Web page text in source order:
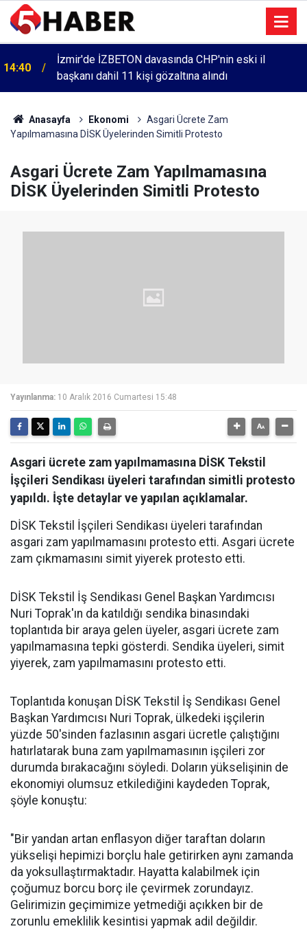
14:40
İzmir'de İZBETON davasında CHP'nin eski il
başkanı dahil 11 kişi gözaltına alındı
Anasayfa Ekonomi
Asgari Ücrete Zam
Yapılmamasına DİSK Üyelerinden Simitli Protesto
Asgari Ücrete Zam Yapılmamasına
DİSK Üyelerinden Simitli Protesto
Yayınlanma: 10 Aralık 2016 Cumartesi 15:48
Asgari ücrete zam yapılmamasına DİSK Tekstil
İşçileri Sendikası üyeleri tarafından simitli protesto
yapıldı. İşte detaylar ve yapılan açıklamalar.
DİSK Tekstil İşçileri Sendikası üyeleri tarafından
asgari zam yapılmamasını protesto etti. Asgari ücrete
zam çıkmamasını simit yiyerek protesto etti.
DİSK Tekstil İş Sendikası Genel Başkan Yardımcısı
Nuri Toprak'ın da katıldığı sendika binasındaki
toplantıda bir araya gelen üyeler, asgari ücrete zam
yapılmamasına tepki gösterdi. Sendika üyeleri, simit
yiyerek, zam yapılmamasını protesto etti.
Toplantıda konuşan DİSK Tekstil İş Sendikası Genel
Başkan Yardımcısı Nuri Toprak, ülkedeki işçilerin
yüzde 50'sinden fazlasının asgari ücretle çalıştığını
hatırlatarak buna zam yapılmamasının işçileri zor
durumda bırakacağını söyledi. Doların yükselişinin de
ekonomiyi olumsuz etkilediğini kaydeden Toprak,
şöyle konuştu:
"Bir yandan artan enflasyon diğer taraftan doların
yükselişi hepimizi borçlu hale getirirken aynı zamanda
da yoksullaştırmaktadır. Hayatta kalabilmek için
çoğumuz borcu borç ile çevirmek zorundayız.
Gelirimizin geçimimize yetmediği açıkken bir de
zorunlu emeklilik kesintisi yapmak adil değildir.